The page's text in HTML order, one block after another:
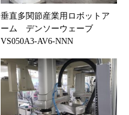
垂直多関節産業用ロボットア
ーム デンソーウェーブ
VS050A3-AV6-NNN